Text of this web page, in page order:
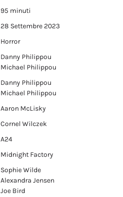
95 minuti
28 Settembre 2023
Horror
Danny Philippou
Michael Philippou
Danny Philippou
Michael Philippou
Aaron McLisky
Cornel Wilczek
A24
Midnight Factory
Sophie Wilde
Alexandra Jensen
Joe Bird